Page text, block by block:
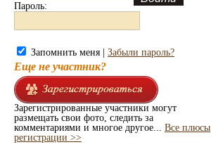
Пароль:
Запомнить меня | Забыли пароль?
Еще не участник?
Зарегистрированные участники могут
размещать свои фото, следить за
комментариями и многое другое... Все плюсы
регистрации >>